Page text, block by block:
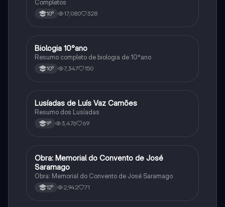
Completos
10º 17,080 328
Biologia
Biologia 10°ano
Resumo completo de biologia de 10°ano
10º 7,347 150
Português
Lusíadas de Luís Vaz Camões
Resumo dos Lusíadas
9º 3,476 69
Português
Obra: Memorial do Convento de José
Saramago
Obra: Memorial do Convento de José Saramago
12º 2,942 71